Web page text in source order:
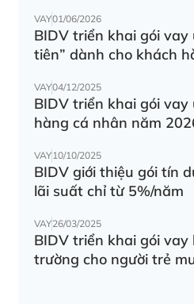
VAY01/06/2026
BIDV triển khai gói vay
tiên” dành cho khách
VAY04/12/2025
BIDV triển khai gói
hàng cá nhân năm
VAY10/10/2025
BIDV giới thiệu gói tín
lãi suất chỉ từ 5%/năm
VAY26/03/2025
BIDV triển khai gói
trường cho người trẻ